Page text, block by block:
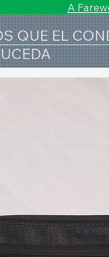
A
QUE EL